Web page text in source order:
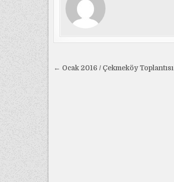
Yazı
← Ocak 2016 / Çekmeköy Toplantısı